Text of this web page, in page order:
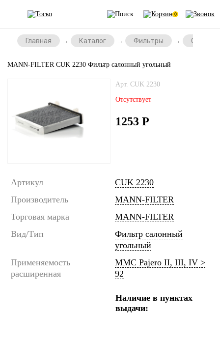
0
Главная Каталог Фильтры
MANN-FILTER CUK 2230 Фильтр салонный угольный
Арт. CUK 2230
Отсутствует
1253 Р
Артикул
CUK 2230
Производитель
MANN-FILTER
Торговая марка
MANN-FILTER
Вид/Тип
Фильтр салонный
угольный
Применяемость
расширенная
MMC Pajero II, III, IV >
92
Наличие в пунктах
выдачи: